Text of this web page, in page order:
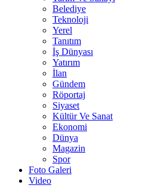
Belediye
Teknoloji
Yerel
Tanıtım
İş Dünyası
Yatırım
İlan
Gündem
Röportaj
Siyaset
Kültür Ve Sanat
Ekonomi
Dünya
Magazin
Spor
Foto Galeri
Video